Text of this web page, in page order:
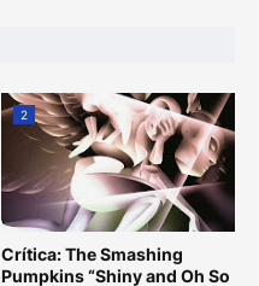
2
Crítica: The Smashing
Pumpkins “Shiny and Oh So